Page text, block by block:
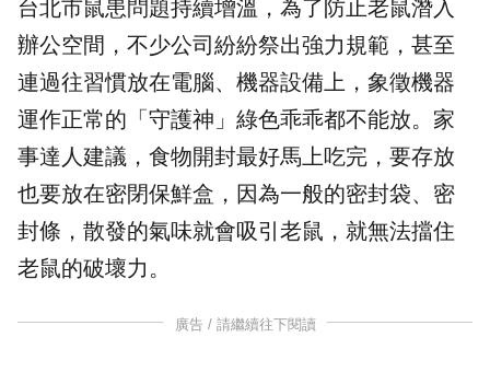
台北市鼠患問題持續增溫，為了防止老鼠潛入
辦公空間，不少公司紛紛祭出強力規範，甚至
連過往習慣放在電腦、機器設備上，象徵機器
運作正常的「守護神」綠色乖乖都不能放。家
事達人建議，食物開封最好馬上吃完，要存放
也要放在密閉保鮮盒，因為一般的密封袋、密
封條，散發的氣味就會吸引老鼠，就無法擋住
老鼠的破壞力。
廣告 / 請繼續往下閱讀